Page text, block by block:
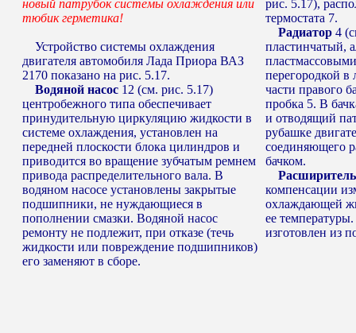
новый патрубок системы охлаждения или
тюбик герметика!
Устройство системы охлаждения
двигателя автомобиля Лада Приора ВАЗ
2170 показано на рис. 5.17.
Водяной насос 12 (см. рис. 5.17)
центробежного типа обеспечивает
принудительную циркуляцию жидкости в
системе охлаждения, установлен на
передней плоскости блока цилиндров и
приводится во вращение зубчатым ремнем
привода распределительного вала. В
водяном насосе установлены закрытые
подшипники, не нуждающиеся в
пополнении смазки. Водяной насос
ремонту не подлежит, при отказе (течь
жидкости или повреждение подшипников)
его заменяют в сборе.
рис. 5.17),
термостата 7.
Радиатор 4
пластинчатый,
перегородкой
части правого
пробка 5. В
и отводящий
рубашке
соединяющего
бачком.
компенсации
охлаждающей
ее
изготовлен из